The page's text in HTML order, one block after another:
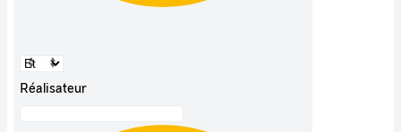
Réalisateur